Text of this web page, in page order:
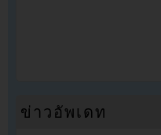
ข่าวอัพเดท